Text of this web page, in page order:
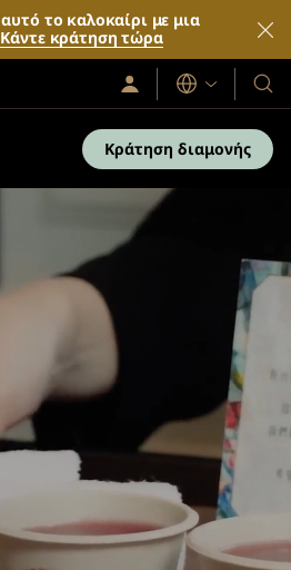
το καλοκαίρι με μια
Κάντε κράτηση τώρα
Σύνδεση
/
Γλώσσες
Τα
και
τα
Κράτηση διαμονής